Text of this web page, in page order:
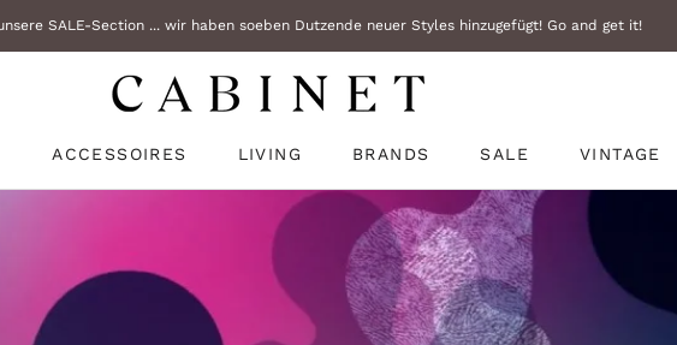
SALE-Section ... wir haben soeben Dutzende neuer Styles hinzugefügt! Go and get it!
ACCESSOIRES LIVING BRANDS
SALE
VINTAGE